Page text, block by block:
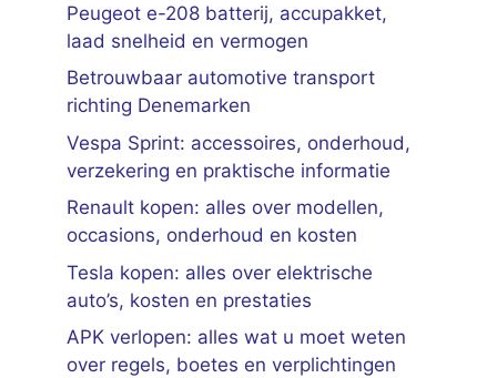
Peugeot e-208 batterij, accupakket,
laad snelheid en vermogen
Betrouwbaar automotive transport
richting Denemarken
Vespa Sprint: accessoires, onderhoud,
verzekering en praktische informatie
Renault kopen: alles over modellen,
occasions, onderhoud en kosten
Tesla kopen: alles over elektrische
auto’s, kosten en prestaties
APK verlopen: alles wat u moet weten
over regels, boetes en verplichtingen